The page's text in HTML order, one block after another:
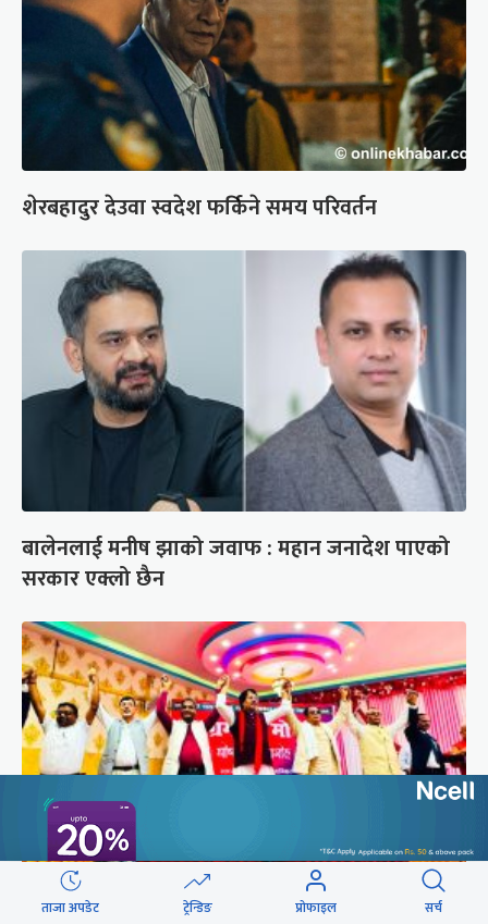
शेरबहादुर देउवा स्वदेश फर्किने समय परिवर्तन
बालेनलाई मनीष झाको जवाफ : महान जनादेश पाएको
सरकार एक्लो छैन
ताजा अपडेट ट्रेन्डिङ प्रोफाइल सर्च